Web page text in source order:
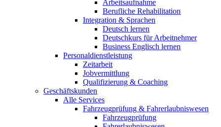
Arbeitsaufnahme
Berufliche Rehabilitation
Integration & Sprachen
Deutsch lernen
Deutschkurs für Arbeitnehmer
Business Englisch lernen
Personaldienstleistung
Zeitarbeit
Jobvermittlung
Qualifizierung & Coaching
Geschäftskunden
Alle Services
Fahrzeugprüfung & Fahrerlaubniswesen
Fahrzeugprüfung